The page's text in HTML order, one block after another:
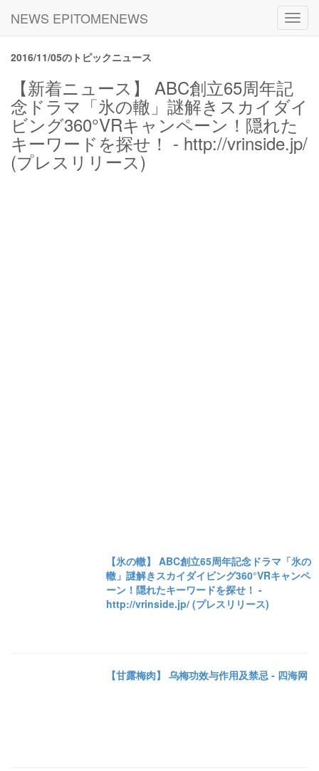
NEWS EPITOMENEWS
2016/11/05のトピックニュース
【新着ニュース】 ABC創立65周年記
念ドラマ「氷の轍」謎解きスカイダイ
ビング360°VRキャンペーン！隠れた
キーワードを探せ！ - http://vrinside.jp/
(プレスリリース)
【氷の轍】 ABC創立65周年記念ドラマ「氷の
轍」謎解きスカイダイビング360°VRキャンペ
ーン！隠れたキーワードを探せ！ -
http://vrinside.jp/ (プレスリリース)
【甘露梅肉】 乌梅功效与作用及禁忌 - 四海网